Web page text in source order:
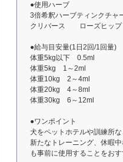
●使用ハーブ
3倍希釈ハーブティンク
クリバース ローズヒッ
●給与目安量(1日2回/1回量)
体重5kg以下 0.5ml
体重5kg 1～2ml
体重10kg 2～4ml
体重20kg 4～8ml
体重30kg 6～12ml
●ワンポイント
犬をペットホテルや訓練所
新たなトレーニング、休暇
も事前に使用することをおす